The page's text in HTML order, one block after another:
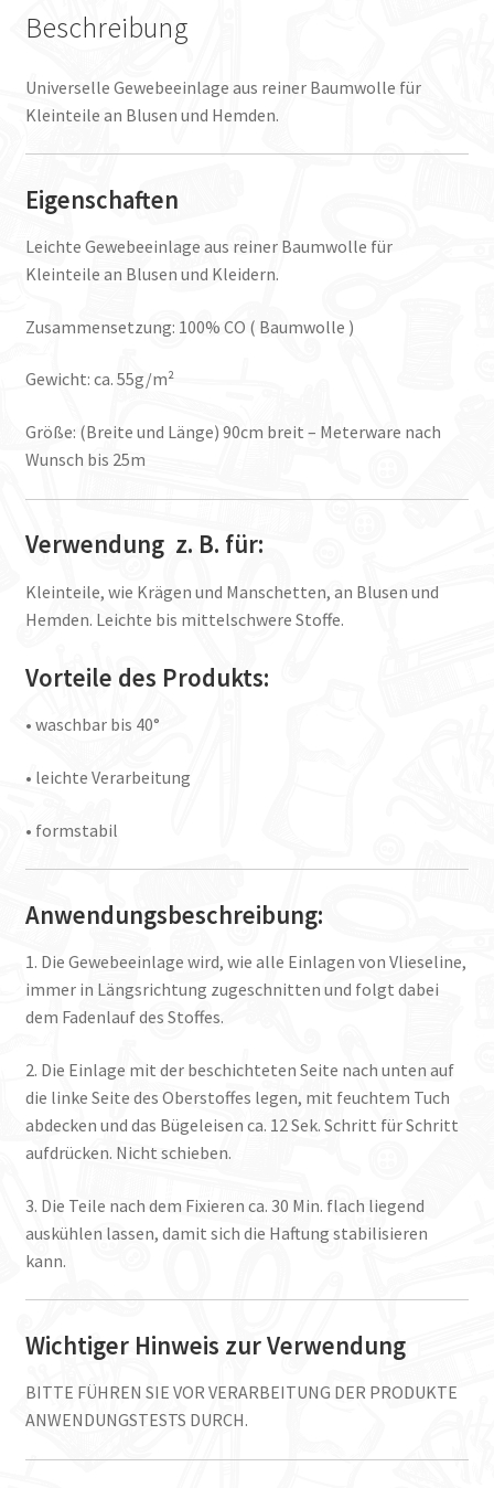
Beschreibung
Universelle Gewebeeinlage aus reiner Baumwolle für
Kleinteile an Blusen und Hemden.
Eigenschaften
Leichte Gewebeeinlage aus reiner Baumwolle für
Kleinteile an Blusen und Kleidern.
Zusammensetzung: 100% CO ( Baumwolle )
Gewicht: ca. 55g/m²
Größe: (Breite und Länge) 90cm breit – Meterware nach
Wunsch bis 25m
Verwendung z. B. für:
Kleinteile, wie Krägen und Manschetten, an Blusen und
Hemden. Leichte bis mittelschwere Stoffe.
Vorteile des Produkts:
• waschbar bis 40°
• leichte Verarbeitung
• formstabil
Anwendungsbeschreibung:
1. Die Gewebeeinlage wird, wie alle Einlagen von Vlieseline,
immer in Längsrichtung zugeschnitten und folgt dabei
dem Fadenlauf des Stoffes.
2. Die Einlage mit der beschichteten Seite nach unten auf
die linke Seite des Oberstoffes legen, mit feuchtem Tuch
abdecken und das Bügeleisen ca. 12 Sek. Schritt für Schritt
aufdrücken. Nicht schieben.
3. Die Teile nach dem Fixieren ca. 30 Min. flach liegend
auskühlen lassen, damit sich die Haftung stabilisieren
kann.
Wichtiger Hinweis zur Verwendung
BITTE FÜHREN SIE VOR VERARBEITUNG DER PRODUKTE
ANWENDUNGSTESTS DURCH.